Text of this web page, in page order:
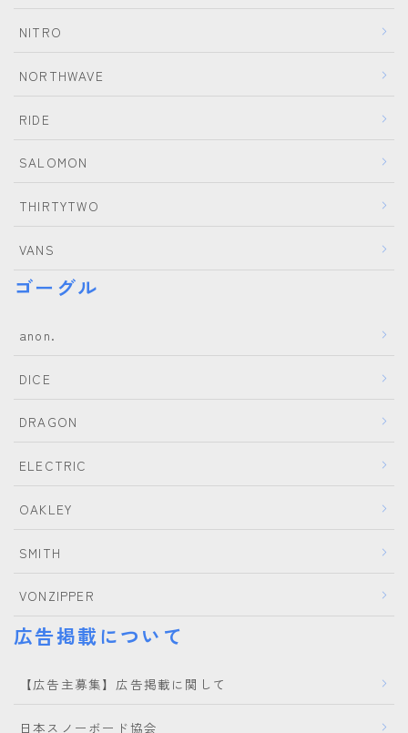
NITRO
NORTHWAVE
RIDE
SALOMON
THIRTYTWO
VANS
ゴーグル
anon.
DICE
DRAGON
ELECTRIC
OAKLEY
SMITH
VONZIPPER
広告掲載について
【広告主募集】広告掲載に関して
日本スノーボード協会